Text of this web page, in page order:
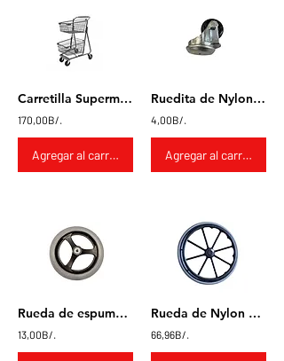
Carretilla Supermercado 2 canastas
170,00B/.
Agregar al carrito
Ruedita de Nylon pasador 30mm
4,00B/.
Agregar al carrito
Rueda de espuma 200mm
13,00B/.
Rueda de Nylon con cubierta de poliuretano 24"
66,96B/.